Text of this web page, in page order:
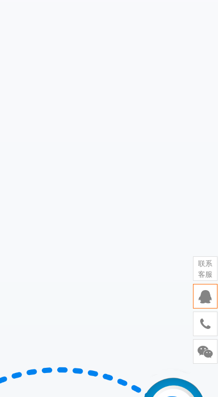
联系
客服